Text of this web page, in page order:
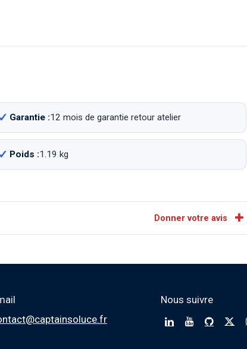
Garantie :12 mois de garantie retour atelier
Poids :1.19 kg
Donner votre avis
Nous suivre